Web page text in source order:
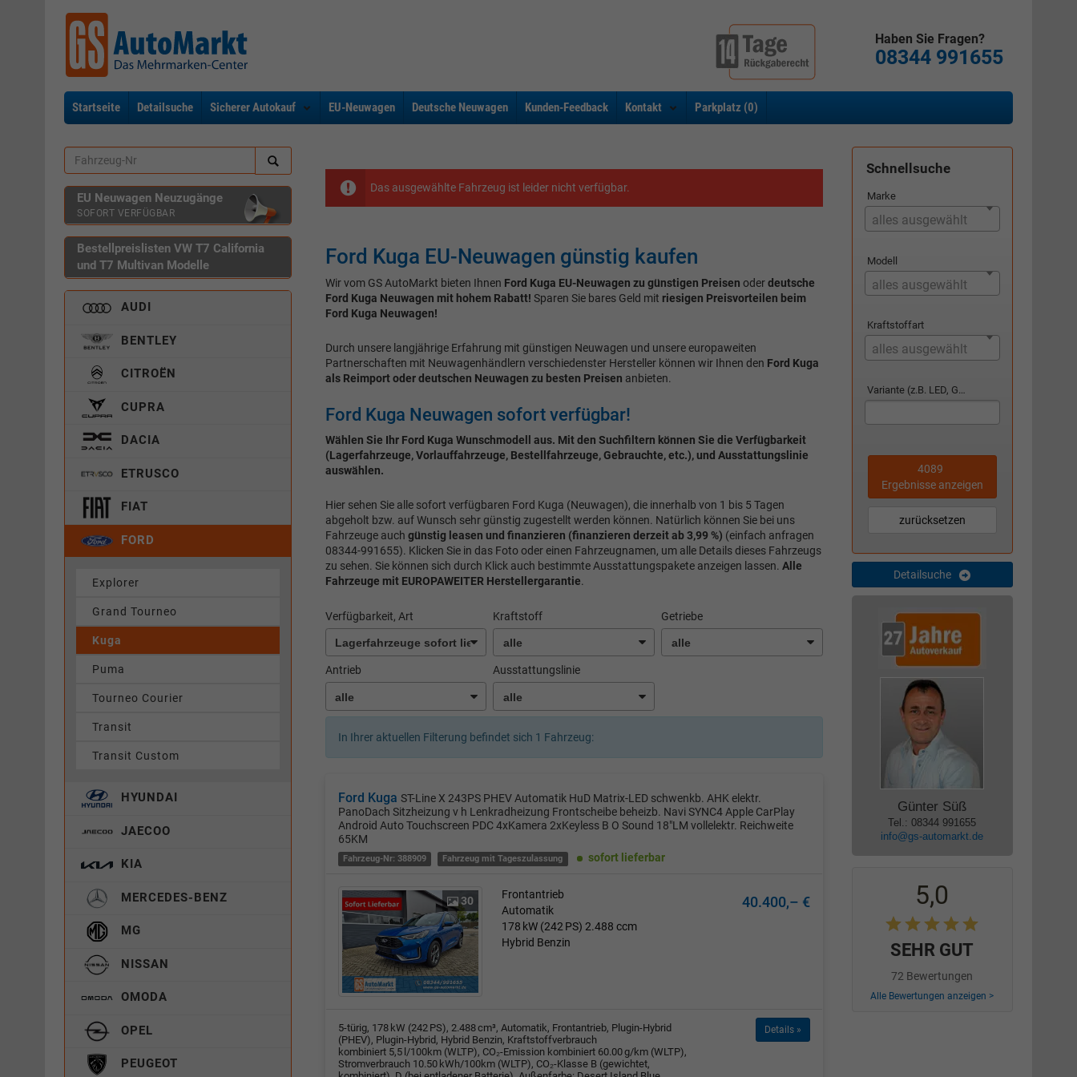
Haben Sie Fragen?
08344 991655
Startseite Detailsuche Sicherer Autokauf EU-Neuwagen Deutsche Neuwagen Kunden-Feedback Kontakt Parkplatz (0)
Das ausgewählte Fahrzeug ist leider nicht verfügbar.
Ford Kuga EU-Neuwagen günstig kaufen
Wir vom GS AutoMarkt bieten Ihnen Ford Kuga EU-Neuwagen zu günstigen Preisen oderdeutsche
Ford Kuga Neuwagen mit hohem Rabatt! Sparen Sie bares Geld mit riesigen Preisvorteilen beim
Ford Kuga Neuwagen!
Durch unsere langjährige Erfahrung mit günstigen Neuwagen und unsere europaweiten
Partnerschaften mit Neuwagenhändlern verschiedenster Hersteller können wir Ihnen den Ford Kuga
als Reimport oder deutschen Neuwagen zu besten Preisen anbieten.
Ford Kuga Neuwagen sofort verfügbar!
Wählen Sie Ihr Ford Kuga Wunschmodell aus. Mit den Suchfiltern können Sie die Verfügbarkeit
(Lagerfahrzeuge, Vorlauffahrzeuge, Bestellfahrzeuge, Gebrauchte, etc.), und Ausstattungslinie
auswählen.
Hier sehen Sie alle sofort verfügbaren Ford Kuga (Neuwagen), die innerhalb von 1 bis 5 Tagen
abgeholt bzw. auf Wunsch sehr günstig zugestellt werden können. Natürlich können Sie bei uns
Fahrzeuge auch günstig leasen und finanzieren (finanzieren derzeit ab 3,99 %) (einfach anfragen
08344-991655). Klicken Sie in das Foto oder einen Fahrzeugnamen, um alle Details dieses Fahrzeugs
zu sehen. Sie können sich durch Klick auch bestimmte Ausstattungspakete anzeigen lassen. Alle
Fahrzeuge mit EUROPAWEITER Herstellergarantie.
Verfügbarkeit, Art Kraftstoff Getriebe
Antrieb Ausstattungslinie
In Ihrer aktuellen Filterung befindet sich 1 Fahrzeug:
Ford Kuga ST-Line X 243PS PHEV Automatik HuD Matrix-LED schwenkb. AHK elektr.
PanoDach Sitzheizung v h Lenkradheizung Frontscheibe beheizb. Navi SYNC4 Apple CarPlay
Android Auto Touchscreen PDC 4xKamera 2xKeyless B O Sound 18"LM vollelektr. Reichweite
65KM
Fahrzeug-Nr: 388909 Fahrzeug mit Tageszulassung sofort lieferbar
30
Frontantrieb
Automatik
178 kW (242 PS) 2.488 ccm
Hybrid Benzin
40.400,– €
5-türig, 178 kW (242 PS), 2.488 cm³, Automatik, Frontantrieb, Plugin-Hybrid
(PHEV), Plugin-Hybrid, Hybrid Benzin, Kraftstoffverbrauch
kombiniert 5,5 l/100km (WLTP), CO₂-Emission kombiniert 60.00 g/km (WLTP),
Stromverbrauch 10.50 kWh/100km (WLTP), CO₂-Klasse B (gewichtet,
Details »
EU Neuwagen Neuzugänge
SOFORT VERFÜGBAR
Bestellpreislisten VW T7 California
und T7 Multivan Modelle
AUDI
BENTLEY
CITROËN
CUPRA
DACIA
ETRUSCO
FIAT
FORD
Explorer
Grand Tourneo
Kuga
Puma
Tourneo Courier
Transit
Transit Custom
HYUNDAI
JAECOO
KIA
MERCEDES-BENZ
MG
NISSAN
OMODA
OPEL
PEUGEOT
Schnellsuche
Marke
alles ausgewählt
Modell
alles ausgewählt
Kraftstoffart
alles ausgewählt
Variante (z.B. LED, GTI, Facelift...)
4089
Ergebnisse anzeigen
zurücksetzen
Detailsuche
Günter Süß
Tel.: 08344 991655
info@gs-automarkt.de
5,0
SEHR GUT
72 Bewertungen
Alle Bewertungen anzeigen >